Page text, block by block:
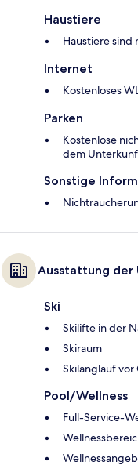
Haustiere
Haustiere
Internet
Kostenloses
Parken
Kostenlose
dem
Sonstige
Ausstattung der
Ski
Skilifte in der
Skiraum
Skilanglauf vor
Pool/Wellness
Full-Service-